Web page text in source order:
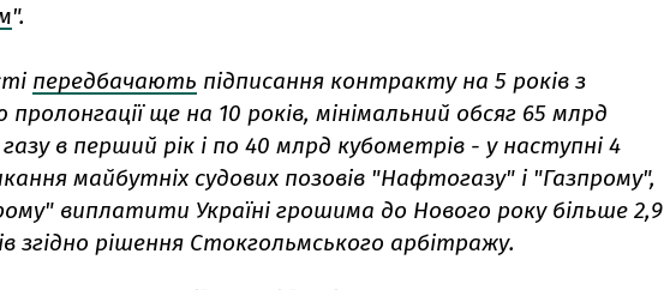
".
передбачають підписання контракту на 5 років з
ще на 10 років, мінімальний обсяг 65 млрд
в перший рік і по 40 млрд кубометрів - у наступні 4
майбутніх судових позовів "Нафтогазу" і "Газпрому",
виплатити Україні грошима до Нового року більше 2,9
згідно рішення Стокгольмського арбітражу.